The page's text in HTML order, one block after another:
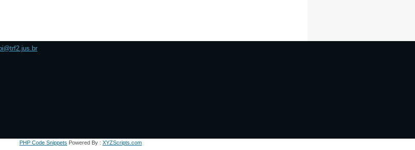
PHP Code Snippets Powered By : XYZScripts.com